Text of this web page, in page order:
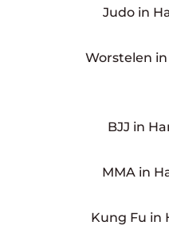
Judo in
Worstelen
BJJ in
MMA in
Kung Fu in